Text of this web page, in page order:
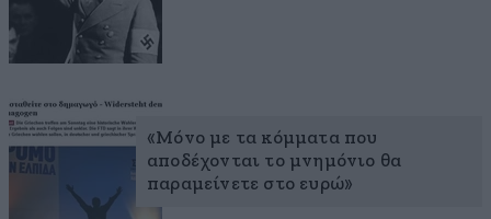
«Μόνο με τα κόμματα που
αποδέχονται το μνημόνιο θα
παραμείνετε στο ευρώ»